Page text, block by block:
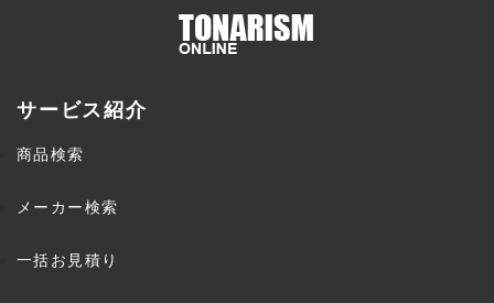
サービス紹介
商品検索
メーカー検索
一括お見積り